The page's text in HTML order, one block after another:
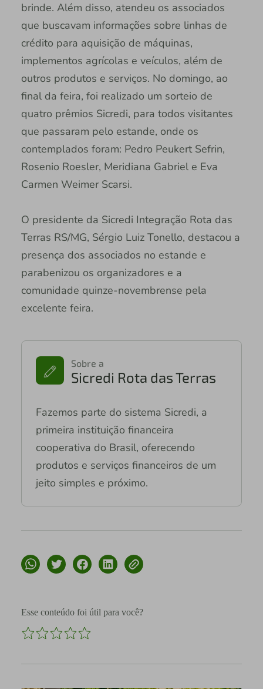
brinde. Além disso, atendeu os associados
que buscavam informações sobre linhas de
crédito para aquisição de máquinas,
implementos agrícolas e veículos, além de
outros produtos e serviços. No domingo, ao
final da feira, foi realizado um sorteio de
quatro prêmios Sicredi, para todos visitantes
que passaram pelo estande, onde os
contemplados foram: Pedro Peukert Sefrin,
Rosenio Roesler, Meridiana Gabriel e Eva
Carmen Weimer Scarsi.
O presidente da Sicredi Integração Rota das
Terras RS/MG, Sérgio Luiz Tonello, destacou a
presença dos associados no estande e
parabenizou os organizadores e a
comunidade quinze-novembrense pela
excelente feira.
Sobre a
Sicredi Rota das Terras
Fazemos parte do sistema Sicredi, a
primeira instituição financeira
cooperativa do Brasil, oferecendo
produtos e serviços financeiros de um
jeito simples e próximo.
Esse conteúdo foi útil para você?